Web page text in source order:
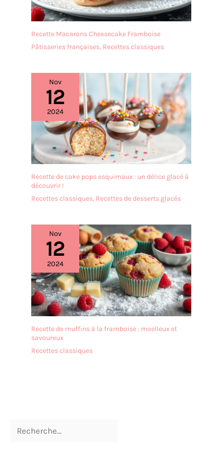
Recette Macarons Cheesecake Framboise
Pâtisseries françaises, Recettes classiques
Nov
12
2024
Recette de cake pops esquimaux : un délice glacé à
découvrir !
Recettes classiques, Recettes de desserts glacés
Nov
12
2024
Recette de muffins à la framboise : moelleux et
savoureux
Recettes classiques